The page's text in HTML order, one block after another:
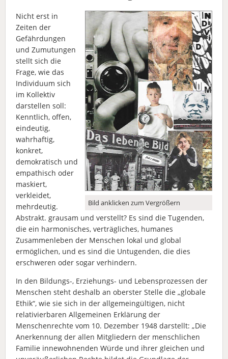
Bild anklicken zum Vergrößern
Nicht erst in
Zeiten der
Gefährdungen
und Zumutungen
stellt sich die
Frage, wie das
Individuum sich
im Kollektiv
darstellen soll:
Kenntlich, offen,
eindeutig,
wahrhaftig,
konkret,
demokratisch und
empathisch oder
maskiert,
verkleidet,
mehrdeutig.
Abstrakt. grausam und verstellt? Es sind die Tugenden,
die ein harmonisches, verträgliches, humanes
Zusammenleben der Menschen lokal und global
ermöglichen, und es sind die Untugenden, die dies
erschweren oder sogar verhindern.
In den Bildungs-, Erziehungs- und Lebensprozessen der
Menschen steht deshalb an oberster Stelle die „globale
Ethik“, wie sie sich in der allgemeingültigen, nicht
relativierbaren Allgemeinen Erklärung der
Menschenrechte vom 10. Dezember 1948 darstellt: „Die
Anerkennung der allen Mitgliedern der menschlichen
Familie innewohnenden Würde und ihrer gleichen und